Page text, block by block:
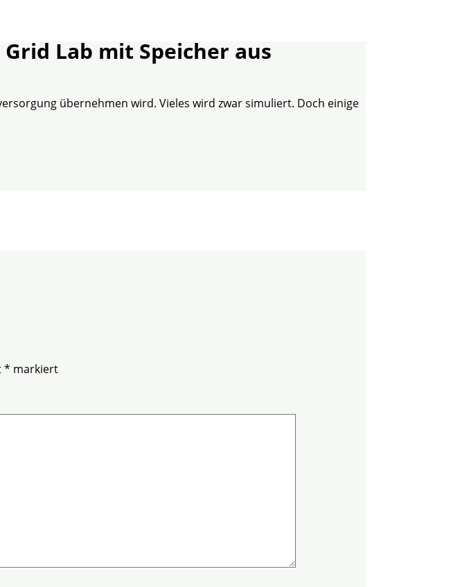
Lab mit Speicher aus
übernehmen wird. Vieles wird zwar simuliert. Doch einige
* markiert